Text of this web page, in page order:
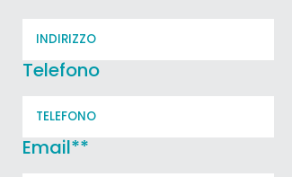
Telefono
Email**